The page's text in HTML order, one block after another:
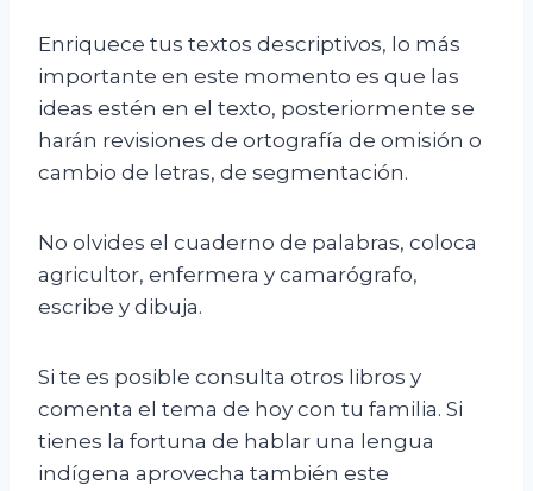
Enriquece tus textos descriptivos, lo más
importante en este momento es que las
ideas estén en el texto, posteriormente se
harán revisiones de ortografía de omisión o
cambio de letras, de segmentación.
No olvides el cuaderno de palabras, coloca
agricultor, enfermera y camarógrafo,
escribe y dibuja.
Si te es posible consulta otros libros y
comenta el tema de hoy con tu familia. Si
tienes la fortuna de hablar una lengua
indígena aprovecha también este